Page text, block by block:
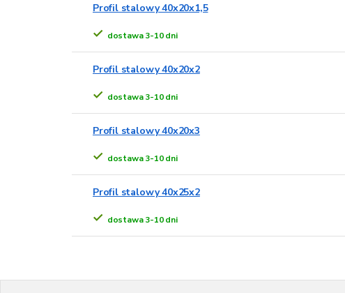
Profil stalowy 40x20x1,5
dostawa 3-10 dni
Profil stalowy 40x20x2
dostawa 3-10 dni
Profil stalowy 40x20x3
dostawa 3-10 dni
Profil stalowy 40x25x2
dostawa 3-10 dni